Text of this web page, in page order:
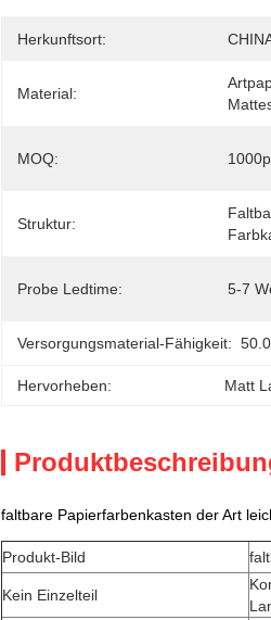
Herkunftsort:
Material:
MOQ:
Struktur:
Probe Ledtime: 5-7
Versorgungsmaterial-Fähigkeit:
Hervorheben: Matt
faltbare Papierfarbenkasten der Art
Produkt-Bild
Kein Einzelteil